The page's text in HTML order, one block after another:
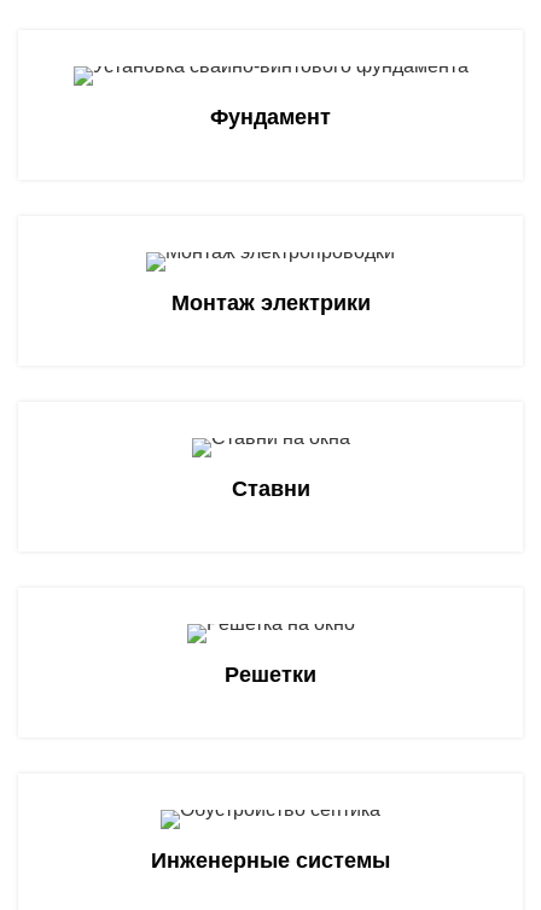
Фундамент
Монтаж электрики
Cтавни
Решетки
Инженерные системы